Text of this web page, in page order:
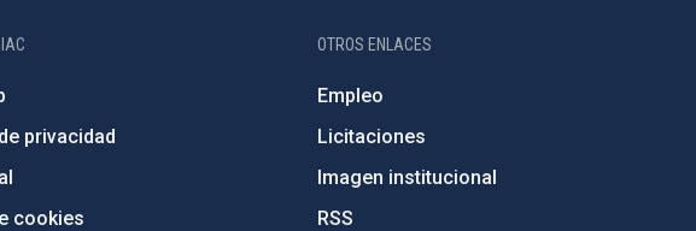
privacidad
cookies
OTROS ENLACES
Empleo
Licitaciones
Imagen institucional
RSS